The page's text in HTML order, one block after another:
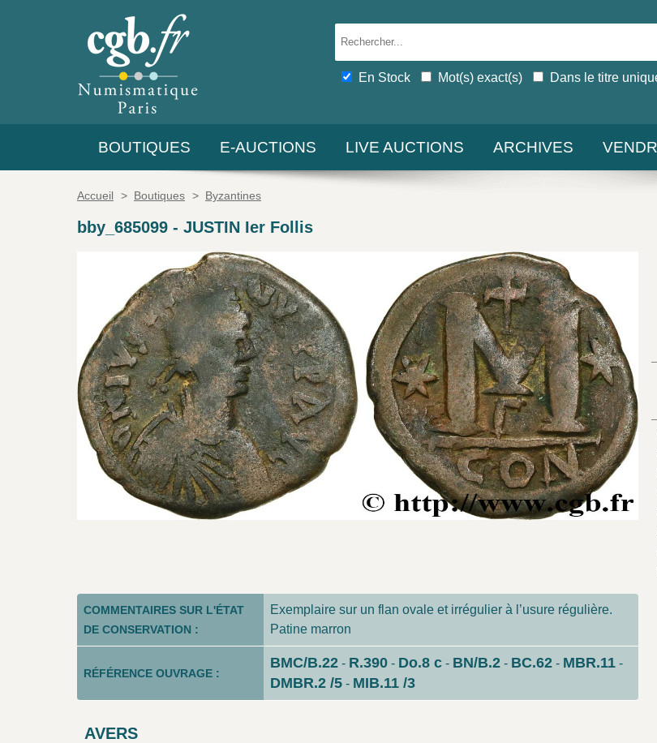
En Stock Mot(s) exact(s) Dans le titre
BOUTIQUES E-AUCTIONS LIVE AUCTIONS ARCHIVES
Accueil > Boutiques > Byzantines
bby_685099 - JUSTIN Ier Follis
COMMENTAIRES SUR L'ÉTAT
DE CONSERVATION :
Exemplaire sur un flan ovale et irrégulier à l’usure régulière.
Patine marron
RÉFÉRENCE OUVRAGE :
BMC/B.22 - R.390 - Do.8 c - BN/B.2 - BC.62 - MBR.11 -
DMBR.2 /5 - MIB.11 /3
AVERS